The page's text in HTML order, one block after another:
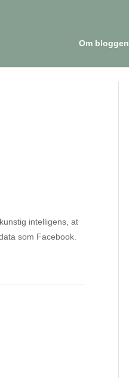
Om bloggen
intelligens, at
som Facebook.